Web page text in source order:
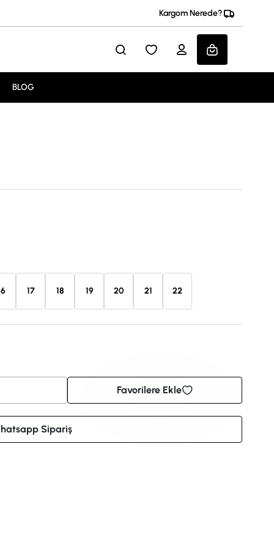
Kargom Nerede?
BLOG
17 18 19 20 21 22
Favorilere Ekle
Sipariş